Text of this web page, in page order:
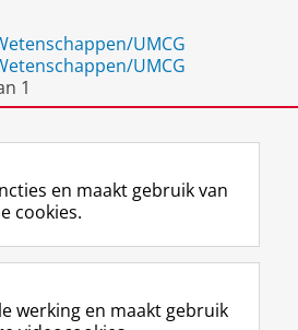
UMCG
UMCG
1
F
a
e
L
i
k
R
S
-
I
n
t
Y
o
T
en maakt gebruik van
cookies.
werking en maakt gebruik